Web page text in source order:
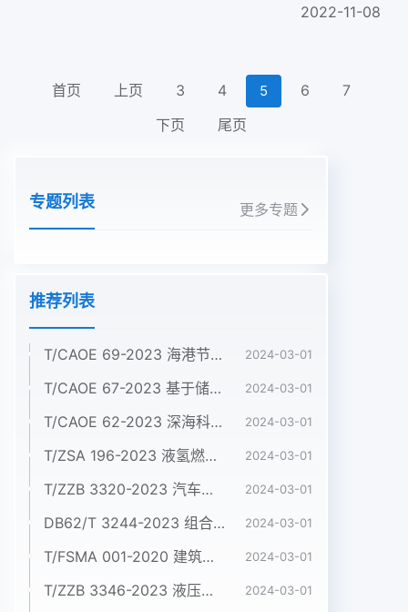
2022-11-08
首页 上页 3 4 5 6
7
下页
尾页
专题列表 更多专题
推荐列表
T/CAOE 69-2023 海港节约集约用海标准 2024-03-01
T/CAOE 67-2023 基于储量差值法的滨海蓝碳碳库增量监测技术规程 第4 部分：盐沼 2024-03-01
T/CAOE 62-2023 深海科考型ROV作业规范 2024-03-01
T/ZSA 196-2023 液氢燃料电池电动商用车 技术条件 2024-03-01
T/ZZB 3320-2023 汽车用金属双极板氢燃料电池发动机 2024-03-01
DB62/T 3244-2023 组合铝合金模板施工验收标准 2024-03-01
T/FSMA 001-2020 建筑屋面和幕墙用不锈钢压型板 2024-03-01
T/ZZB 3346-2023 液压系统用烧结双金属配油盘 2024-03-01